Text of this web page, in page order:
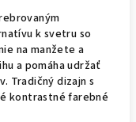
k svetru so
na manžete a
a pomáha udržať
Tradičný dizajn s
kontrastné farebné